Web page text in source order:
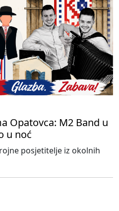
Opatovca: M2 Band u
u noć
posjetitelje iz okolnih